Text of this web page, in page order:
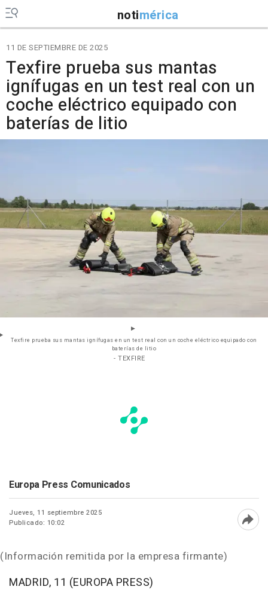
notimérica
11 DE SEPTIEMBRE DE 2025
Texfire prueba sus mantas
ignífugas en un test real con un
coche eléctrico equipado con
baterías de litio
Texfire prueba sus mantas ignífugas en un test real con un coche eléctrico equipado con
baterías de litio
- TEXFIRE
Europa Press Comunicados
Jueves, 11 septiembre 2025
Publicado: 10:02
(Información remitida por la empresa firmante)
MADRID, 11 (EUROPA PRESS)